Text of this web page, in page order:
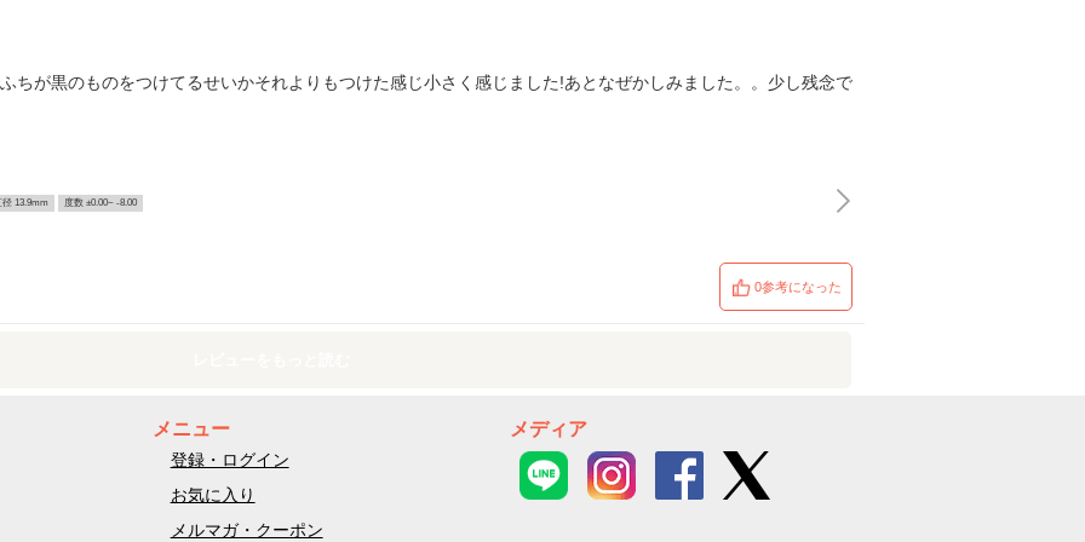
ちが黒のものをつけてるせいかそれよりもつけた感じ小さく感じました!あとなぜかしみました。。少し残念で
径 13.9mm 度数 ±0.00~ -8.00
0参考になった
メニュー
登録・ログイン
お気に入り
メルマガ・クーポン
メディア